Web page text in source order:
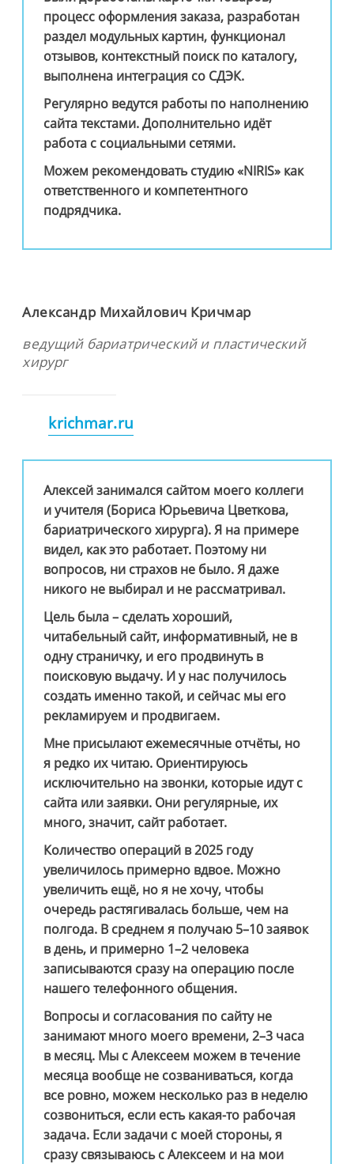
процесс оформления заказа, разработан
раздел модульных картин, функционал
отзывов, контекстный поиск по каталогу,
выполнена интеграция со СДЭК.
Регулярно ведутся работы по наполнению
сайта текстами. Дополнительно идёт
работа с социальными сетями.
Можем рекомендовать студию «NIRIS» как
ответственного и компетентного
подрядчика.
Александр Михайлович Кричмар
ведущий бариатрический и пластический
хирург
krichmar.ru
Алексей занимался сайтом моего коллеги
и учителя (Бориса Юрьевича Цветкова,
бариатрического хирурга). Я на примере
видел, как это работает. Поэтому ни
вопросов, ни страхов не было. Я даже
никого не выбирал и не рассматривал.
Цель была – сделать хороший,
читабельный сайт, информативный, не в
одну страничку, и его продвинуть в
поисковую выдачу. И у нас получилось
создать именно такой, и сейчас мы его
рекламируем и продвигаем.
Мне присылают ежемесячные отчёты, но
я редко их читаю. Ориентируюсь
исключительно на звонки, которые идут с
сайта или заявки. Они регулярные, их
много, значит, сайт работает.
Количество операций в 2025 году
увеличилось примерно вдвое. Можно
увеличить ещё, но я не хочу, чтобы
очередь растягивалась больше, чем на
полгода. В среднем я получаю 5–10 заявок
в день, и примерно 1–2 человека
записываются сразу на операцию после
нашего телефонного общения.
Вопросы и согласования по сайту не
занимают много моего времени, 2–3 часа
в месяц. Мы с Алексеем можем в течение
месяца вообще не созваниваться, когда
все ровно, можем несколько раз в неделю
созвониться, если есть какая-то рабочая
задача. Если задачи с моей стороны, я
сразу связываюсь с Алексеем и на мои